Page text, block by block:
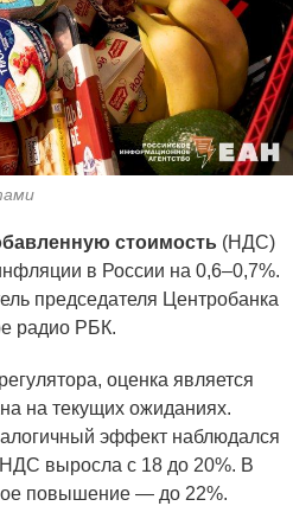
стоимость (НДС)
в России на 0,6–0,7%.
председателя Центробанка
радио РБК.
оценка является
на текущих ожиданиях.
эффект наблюдался
НДС выросла с 18 до 20%. В
повышение — до 22%.